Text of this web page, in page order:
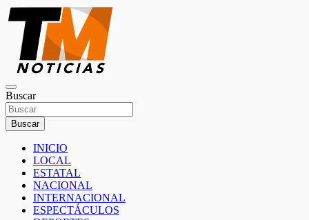
Saltar
al
contenido
TM Noticias
TM Noticias
Buscar
Buscar
INICIO
LOCAL
ESTATAL
NACIONAL
INTERNACIONAL
ESPECTÁCULOS